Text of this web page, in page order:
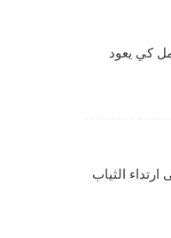
كي يعود
الثياب